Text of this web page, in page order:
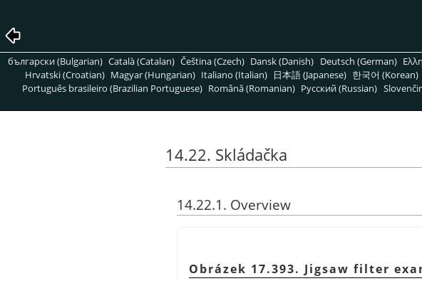
български (Bulgarian) Català (Catalan) Čeština (Czech) Dansk (Danish) Deutsch (German)
Hrvatski (Croatian) Magyar (Hungarian) Italiano (Italian) 日本語 (Japanese) 한국어 (Korean)
Português brasileiro (Brazilian Portuguese) Română (Romanian) Pусский (Russian)
14.22. Skládačka
14.22.1. Overview
Obrázek 17.393. Jigsaw filter